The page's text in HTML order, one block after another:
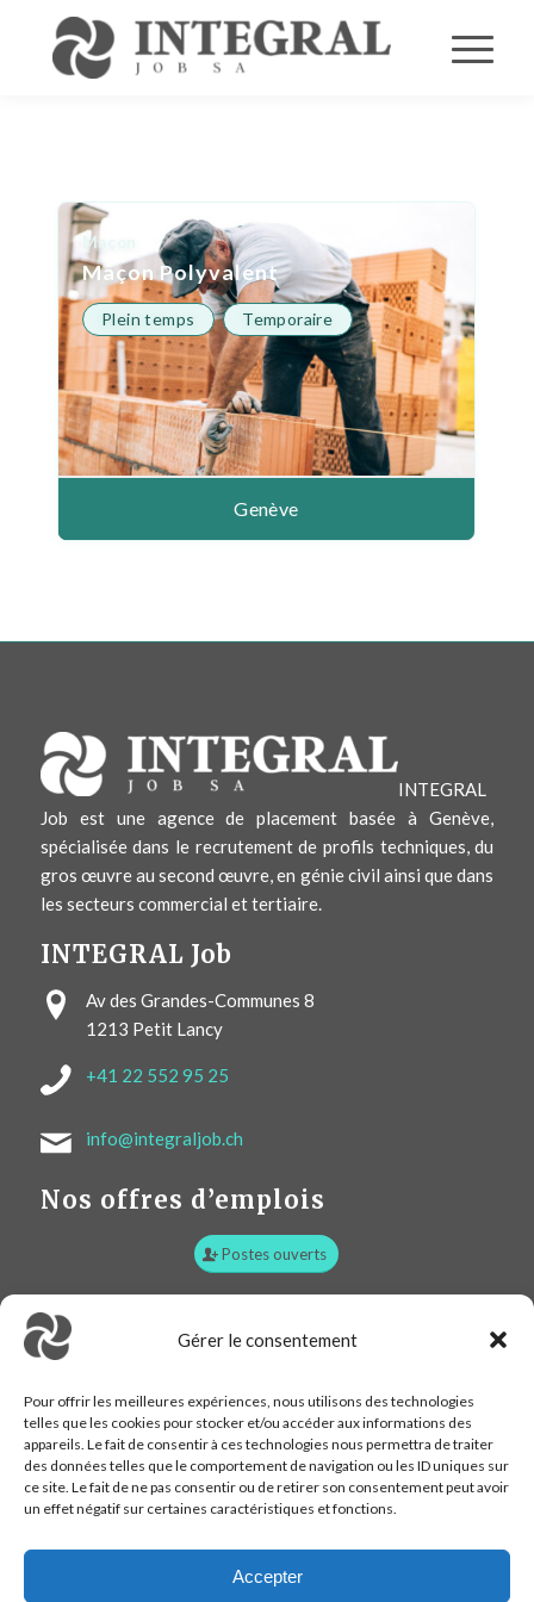
Gérer le consentement
Pour offrir les meilleures expériences, nous utilisons des technologies
telles que les cookies pour stocker et/ou accéder aux informations des
appareils. Le fait de consentir à ces technologies nous permettra de traiter
des données telles que le comportement de navigation ou les ID uniques sur
ce site. Le fait de ne pas consentir ou de retirer son consentement peut avoir
un effet négatif sur certaines caractéristiques et fonctions.
Accepter
Maçon
Maçon Polyvalent
Plein temps Temporaire
Genève
INTEGRAL
Job est une agence de placement basée à Genève,
spécialisée dans le recrutement de profils techniques, du
gros œuvre au second œuvre, en génie civil ainsi que dans
les secteurs commercial et tertiaire.
INTEGRAL Job
Av des Grandes-Communes 8
1213 Petit Lancy
+41 22 552 95 25
info@integraljob.ch
Nos offres d’emplois
Postes ouverts
Plan d’accès :